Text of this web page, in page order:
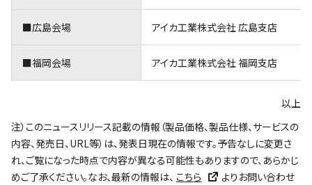
■広島会場 アイカ工業株式会社 広島支店
■福岡会場 アイカ工業株式会社 福岡支店
以上
注）このニュースリリース記載の情報（製品価格、製品仕様、サービスの
内容、発売日、URL等）は、発表日現在の情報です。予告なしに変更さ
れ、ご覧になった時点で内容が異なる可能性もありますので、あらかじ
めご了承ください。なお、最新の情報は、 こちら
よりお問い合わせ